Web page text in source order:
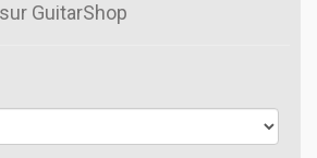
GuitarShop